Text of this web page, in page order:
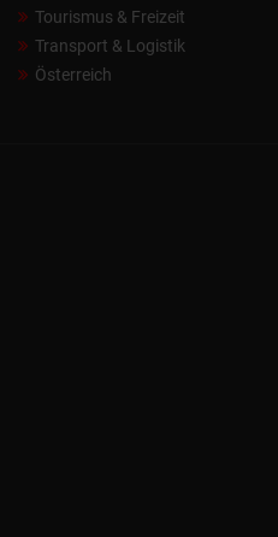
Tourismus & Freizeit
Transport & Logistik
Österreich